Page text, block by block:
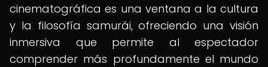
cinematográfica es una ventana a la cultura
y la filosofía samurái, ofreciendo una visión
inmersiva que permite al espectador
comprender más profundamente el mundo